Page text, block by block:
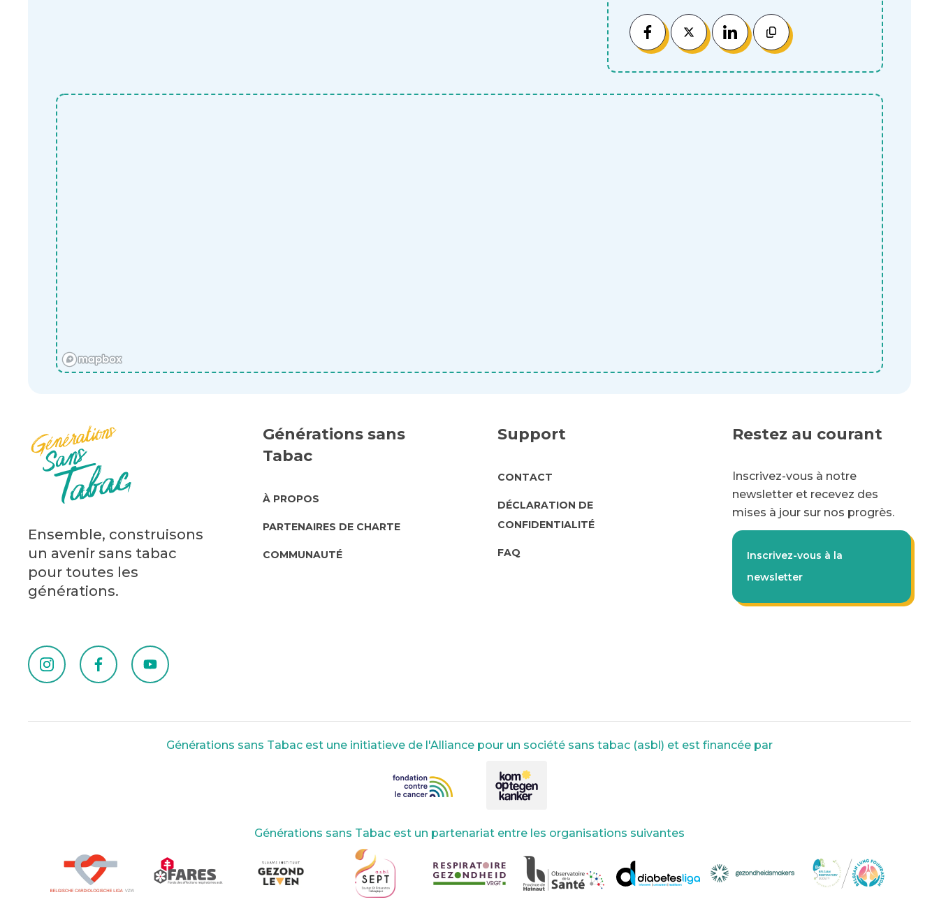
Ensemble, construisons
un avenir sans tabac
pour toutes les
générations.
Générations sans
Tabac
ABOUT
US
À PROPOS
PARTENAIRES DE CHARTE
COMMUNAUTÉ
Support
SUPPORT
CONTACT
DÉCLARATION DE
CONFIDENTIALITÉ
FAQ
Restez au courant
Inscrivez-vous à notre
newsletter et recevez des
mises à jour sur nos progrès.
Inscrivez-vous à la
newsletter
Générations sans Tabac est une initiatieve de l'Alliance pour un société sans tabac (asbl) et est financée par
Générations sans Tabac est un partenariat entre les organisations suivantes